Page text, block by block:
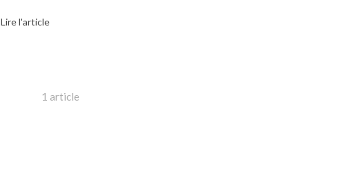
Lire l'article
1 article